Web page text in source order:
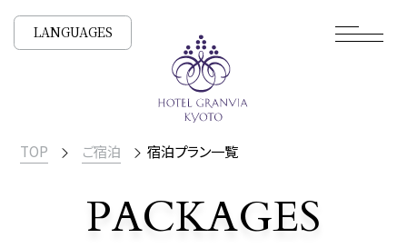
LANGUAGES
宿泊プラン一覧
PACKAGES
TOP ご宿泊 宿泊プラン一覧